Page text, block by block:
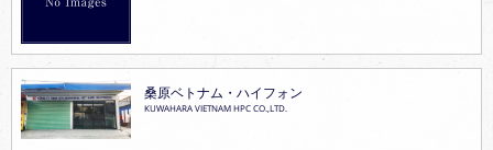
桑原ベトナム・ハイフォン
KUWAHARA VIETNAM HPC CO.,LTD.